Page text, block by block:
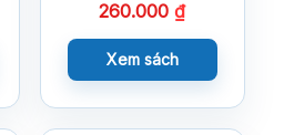
260.000₫
Xem sách